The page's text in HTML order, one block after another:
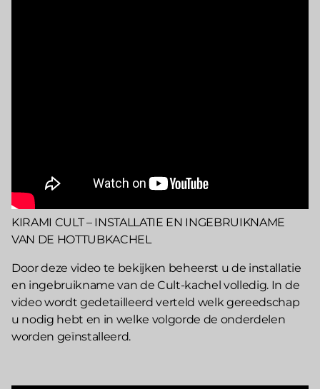
KIRAMI CULT – INSTALLATIE EN INGEBRUIKNAME
VAN DE HOTTUBKACHEL
Door deze video te bekijken beheerst u de installatie
en ingebruikname van de Cult-kachel volledig. In de
video wordt gedetailleerd verteld welk gereedschap
u nodig hebt en in welke volgorde de onderdelen
worden geïnstalleerd.